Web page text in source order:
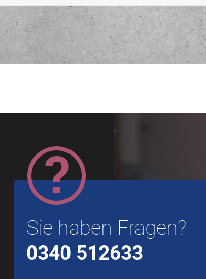
Sie haben Fragen?
0340 512633